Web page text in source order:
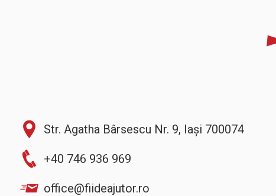
Str. Agatha Bârsescu Nr. 9, Iași 700074
+40 746 936 969
office@fiideajutor.ro